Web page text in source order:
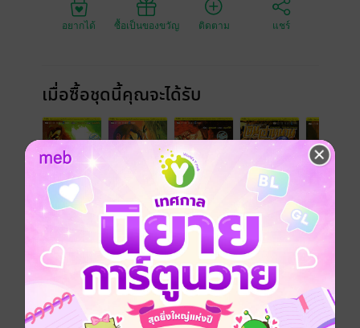
อยากได้ ซื้อเป็นของขวัญ ติดตาม แชร์
เมื่อซื้อชุดนี้คุณจะได้รับ
SET เฉินเฮ่าหนาน สุภาพบุรุษทรชน 1 (เล่ม 1-6)
เรื่องราวทั้งหมดดก่อนที่ ""เฉินเฮ่าหนาน"" ตัวเอกของ ""กู๋
หว่าไจ๋"" จะเข้าสู่วงการนักเลง